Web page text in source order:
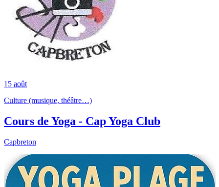
15 août
Culture (musique, théâtre…)
Cours de Yoga - Cap Yoga Club
Capbreton